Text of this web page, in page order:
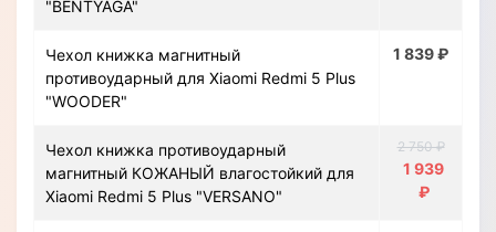
"BENTYAGA"
Чехол книжка магнитный
противоударный для Xiaomi Redmi 5 Plus
"WOODER"
1 839 ₽
Чехол книжка противоударный
магнитный КОЖАНЫЙ влагостойкий для
Xiaomi Redmi 5 Plus "VERSANO"
2 750 ₽
1 939
₽